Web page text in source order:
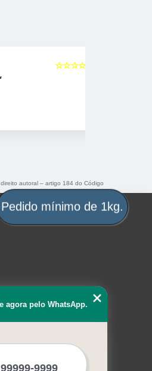
5
☆☆☆☆☆
autoral – artigo 184 do Código
agora pelo WhatsApp.
Pedido mínimo de 1kg.